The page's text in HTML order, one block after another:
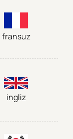
fransuz
ingliz